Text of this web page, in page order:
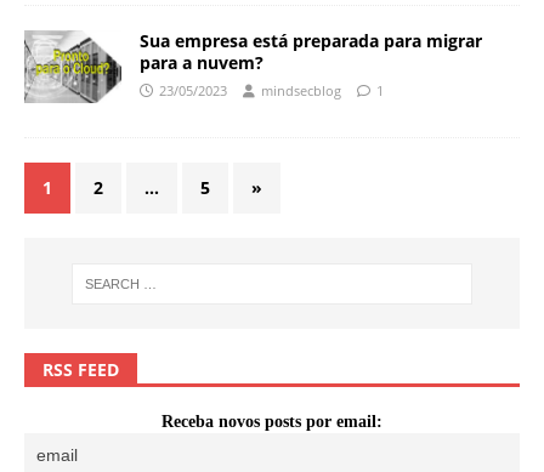
Sua empresa está preparada para migrar
para a nuvem?
23/05/2023 mindsecblog 1
1 2 … 5 »
RSS FEED
Receba novos posts por email: